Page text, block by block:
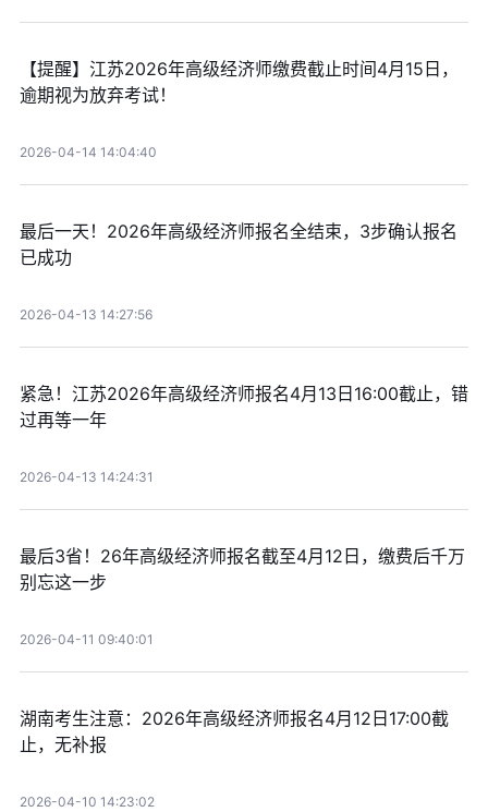
【提醒】江苏2026年高级经济师缴费截止时间4月15日，
逾期视为放弃考试！
2026-04-14 14:04:40
最后一天！2026年高级经济师报名全结束，3步确认报名
已成功
2026-04-13 14:27:56
紧急！江苏2026年高级经济师报名4月13日16:00截止，错
过再等一年
2026-04-13 14:24:31
最后3省！26年高级经济师报名截至4月12日，缴费后千万
别忘这一步
2026-04-11 09:40:01
湖南考生注意：2026年高级经济师报名4月12日17:00截
止，无补报
2026-04-10 14:23:02